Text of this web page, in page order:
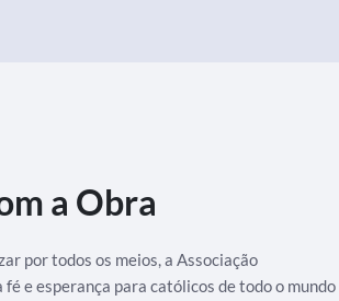
a Obra
por todos os meios, a Associação
e esperança para católicos de todo o mundo